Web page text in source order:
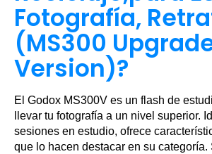
Fotografía,
(MS300
Version)?
El Godox MS300V es un flash de
llevar tu fotografía a un nivel superior.
sesiones en estudio, ofrece
que lo hacen destacar en su categoría.